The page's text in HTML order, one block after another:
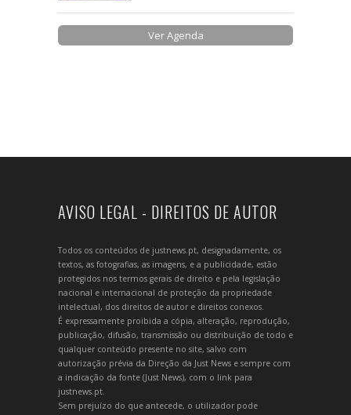
Ver Agenda
AVISO LEGAL - DIREITOS DE AUTOR
Todos os conteúdos de justnews.pt, designadamente, os
textos, as fotografias, as imagens, e a publicidade, estão
protegidos nos termos gerais de direito e pela legislação
nacional e internacional de proteção da propriedade
intelectual, dos direitos de autor e direitos conexos.
É expressamente proibida a cópia, alteração, reprodução,
publicação, difusão, transmissão ou distribuição de todo e
qualquer conteúdo presente no site, salvo com
autorização prévia da Direção da Just News e sempre com
a indicação da fonte (Just News), com o link para
justnews.pt.
Sem prejuízo do que antecede, o utilizador pode